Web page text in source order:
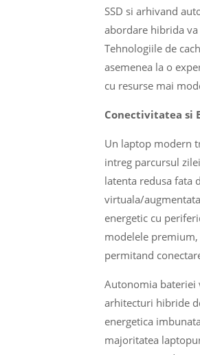
SSD si arhivand
abordare hibrida
Tehnologiile de
asemenea la o
cu resurse mai
Conectivitatea si
Un laptop modern
intreg parcursul
latenta redusa fata
virtuala/
energetic cu
modelele
permitand
Autonomia bateriei
arhitecturi hibride
energetica
majoritatea